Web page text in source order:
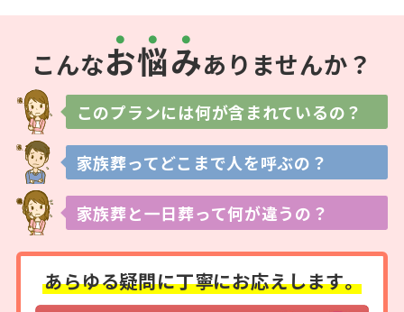
こんなお悩みありませんか？
このプランには何が含まれているの？
家族葬ってどこまで人を呼ぶの？
家族葬と一日葬って何が違うの？
あらゆる疑問に丁寧にお応えします。